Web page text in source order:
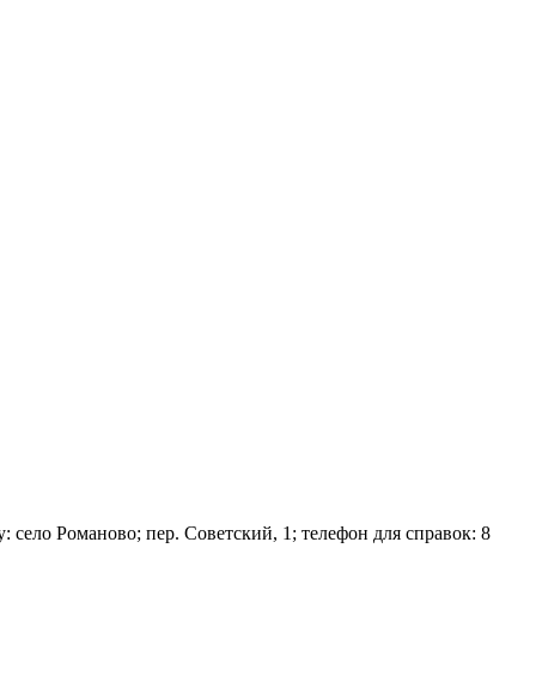
Романово; пер. Советский, 1; телефон для справок: 8